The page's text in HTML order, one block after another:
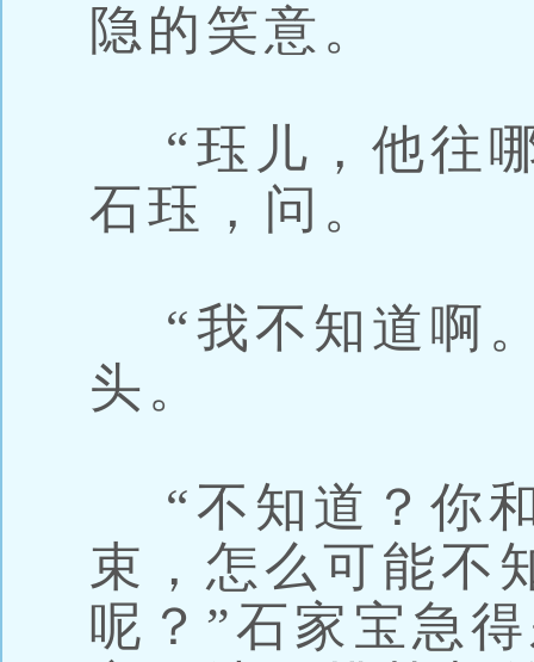
隐的笑意。
“珏儿，他往
石珏，问。
“我不知道啊
头。
“不知道？你
束，怎么可能不
呢？”石家宝急